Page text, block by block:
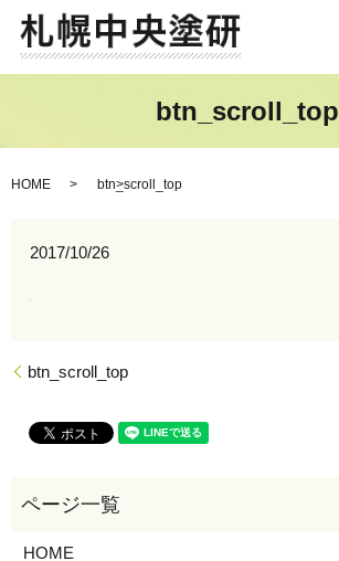
btn_scroll_top
HOME btn_scroll_top
2017/10/26
btn_scroll_top
HOME